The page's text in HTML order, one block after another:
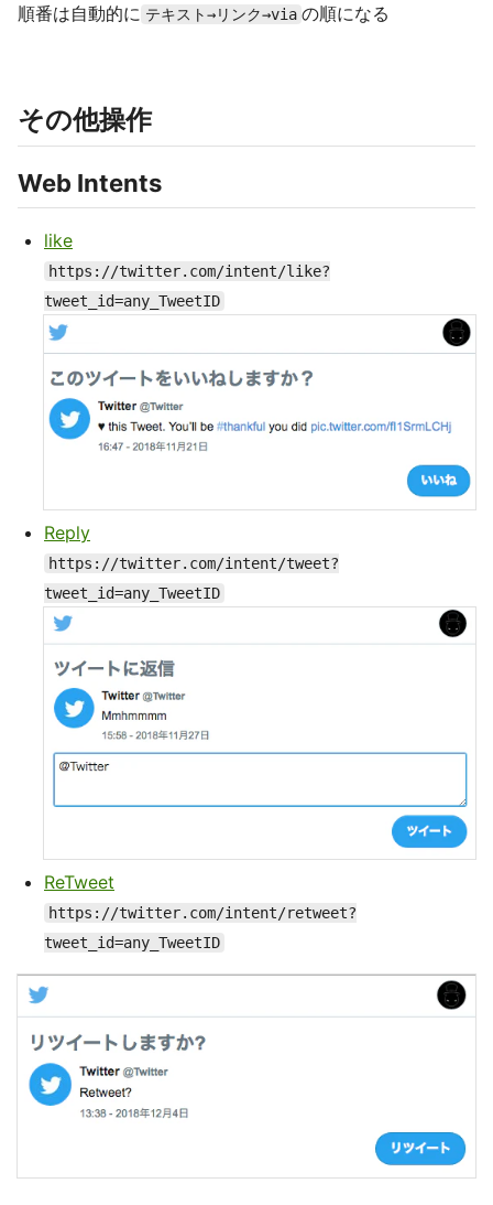
順番は自動的に テキスト→リンク→via の順になる
その他操作
Web Intents
like
https://twitter.com/intent/like?
tweet_id=any_TweetID
Reply
https://twitter.com/intent/tweet?
tweet_id=any_TweetID
ReTweet
https://twitter.com/intent/retweet?
tweet_id=any_TweetID